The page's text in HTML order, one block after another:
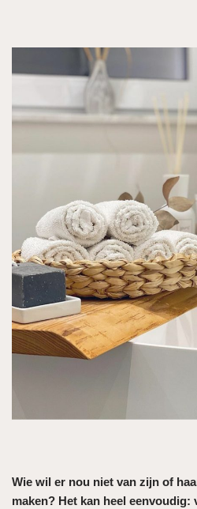
Wie wil er nou niet van zijn of
maken? Het kan heel eenvoudig: